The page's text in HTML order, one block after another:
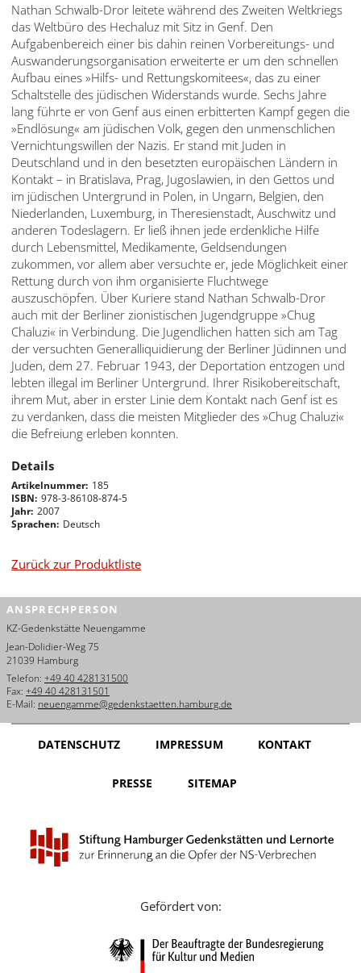
Nathan Schwalb-Dror leitete während des Zweiten Weltkriegs
das Weltbüro des Hechaluz mit Sitz in Genf. Den
Aufgabenbereich einer bis dahin reinen Vorbereitungs- und
Auswanderungsorganisation erweiterte er um den schnellen
Aufbau eines »Hilfs- und Rettungskomitees«, das zu einer
Schaltstelle des jüdischen Widerstands wurde. Sechs Jahre
lang führte er von Genf aus einen erbitterten Kampf gegen die
»Endlösung« am jüdischen Volk, gegen den unmenschlichen
Vernichtungswillen der Nazis. Er stand mit Juden in
Deutschland und in den besetzten europäischen Ländern in
Kontakt – in Bratislava, Prag, Jugoslawien, in den Gettos und
im jüdischen Untergrund in Polen, in Ungarn, Belgien, den
Niederlanden, Luxemburg, in Theresienstadt, Auschwitz und
anderen Todeslagern. Er ließ ihnen jede erdenkliche Hilfe
durch Lebensmittel, Medikamente, Geldsendungen
zukommen, vor allem aber versuchte er, jede Möglichkeit einer
Rettung durch von ihm organisierte Fluchtwege
auszuschöpfen. Über Kuriere stand Nathan Schwalb-Dror
auch mit der Berliner zionistischen Jugendgruppe »Chug
Chaluzi« in Verbindung. Die Jugendlichen hatten sich am Tag
der versuchten Generalliquidierung der Berliner Jüdinnen und
Juden, dem 27. Februar 1943, der Deportation entzogen und
lebten illegal im Berliner Untergrund. Ihrer Risikobereitschaft,
ihrem Mut, aber in erster Linie dem Kontakt nach Genf ist es
zu verdanken, dass die meisten Mitglieder des »Chug Chaluzi«
die Befreiung erleben konnten.
Details
Artikelnummer 185
ISBN 978-3-86108-874-5
Jahr 2007
Sprachen Deutsch
Zurück zur Produktliste
ANSPRECHPERSON
KZ-Gedenkstätte Neuengamme
Jean-Dolidier-Weg 75
21039 Hamburg
Telefon: +49 40 428131500
Fax: +49 40 428131501
E-Mail: neuengamme@gedenkstaetten.hamburg.de
DATENSCHUTZ IMPRESSUM KONTAKT
PRESSE SITEMAP
Gefördert von: